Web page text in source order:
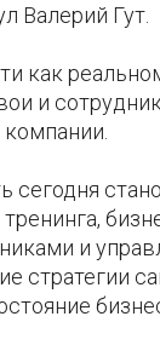
Валерий Гут.
как
и
сегодня
и
стратегии